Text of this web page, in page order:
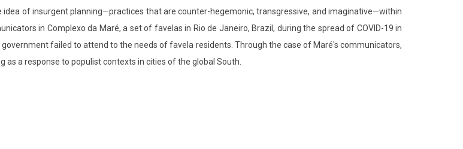
of insurgent planning—practices that are counter-hegemonic, transgressive, and imaginative—within
in Complexo da Maré, a set of favelas in Rio de Janeiro, Brazil, during the spread of COVID-19 in
failed to attend to the needs of favela residents. Through the case of Maré's communicators,
a response to populist contexts in cities of the global South.